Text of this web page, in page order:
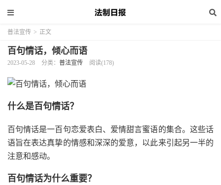
普法宣传 > 正文
百句情话，倾心而语
2023-05-28 分类： 普法宣传 阅读(178)
什么是百句情话？
百句情话是一百句恋爱表白、爱情甜言蜜语的集合。这些话
语旨在表达真挚的情感和深深的爱意，以此来引起另一半的
注意和感动。
百句情话为什么重要？